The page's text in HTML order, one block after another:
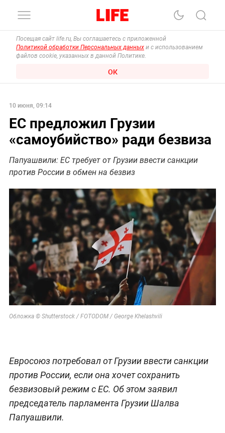
Посещая сайт life.ru, Вы соглашаетесь с приложенной
Политикой обработки Персональных данных и с использованием
файлов cookie, указанных в данной Политике.
ОК
10 июня, 09:14
ЕС предложил Грузии
«самоубийство» ради безвиза
Папуашвили: ЕС требует от Грузии ввести санкции
против России в обмен на безвиз
Обложка © Shutterstock / FOTODOM / George Khelashvili
Евросоюз потребовал от Грузии ввести санкции
против России, если она хочет сохранить
безвизовый режим с ЕС. Об этом заявил
председатель парламента Грузии Шалва
Папуашвили.